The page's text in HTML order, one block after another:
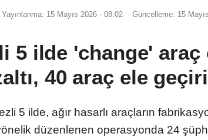
Yayınlanma: 15 Mayıs 2026 - 08:02 Güncelleme: 15
5 ilde 'change' araç
40 araç ele
5 ilde, ağır hasarlı araçların
düzenlenen operasyonda 24